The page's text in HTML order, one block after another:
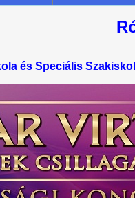
és Speciális